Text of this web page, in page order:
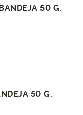
50 G.
50 G.